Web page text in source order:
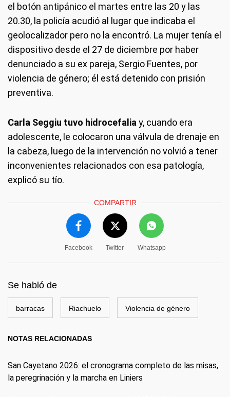
el botón antipánico el martes entre las 20 y las
20.30, la policía acudió al lugar que indicaba el
geolocalizador pero no la encontró. La mujer tenía el
dispositivo desde el 27 de diciembre por haber
denunciado a su ex pareja, Sergio Fuentes, por
violencia de género; él está detenido con prisión
preventiva.
Carla Seggiu tuvo hidrocefalia y, cuando era
adolescente, le colocaron una válvula de drenaje en
la cabeza, luego de la intervención no volvió a tener
inconvenientes relacionados con esa patología,
explicó su tío.
COMPARTIR
Facebook Twitter Whatsapp
Se habló de
barracas Riachuelo Violencia de género
NOTAS RELACIONADAS
San Cayetano 2026: el cronograma completo de las misas,
la peregrinación y la marcha en Liniers